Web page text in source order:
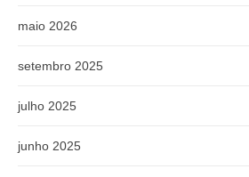
maio 2026
setembro 2025
julho 2025
junho 2025